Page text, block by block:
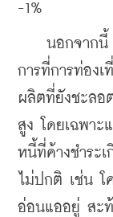
-1%
นอกจากนี้ อุ
การที่การท่อง
ผลิตที่ยังชะลอ
สูง โดยเฉพาะ
หนี้ที่ค้างชำระ
ไม่ปกติ เช่น โ
อ่อนแออยู่ สะ